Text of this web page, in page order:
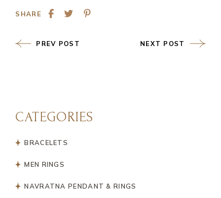
SHARE
PREV POST NEXT POST
CATEGORIES
BRACELETS
MEN RINGS
NAVRATNA PENDANT & RINGS